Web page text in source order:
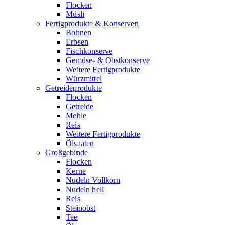
Flocken
Müsli
Fertigprodukte & Konserven
Bohnen
Erbsen
Fischkonserve
Gemüse- & Obstkonserve
Weitere Fertigprodukte
Würzmittel
Getreideprodukte
Flocken
Getreide
Mehle
Reis
Weitere Fertigprodukte
Ölsaaten
Großgebinde
Flocken
Kerne
Nudeln Vollkorn
Nudeln hell
Reis
Steinobst
Tee